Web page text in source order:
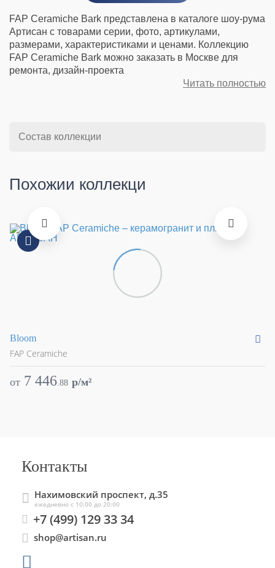
FAP Ceramiche Bark представлена в каталоге шоу-рума
Артисан с товарами серии, фото, артикулами,
размерами, характеристиками и ценами. Коллекцию
FAP Ceramiche Bark можно заказать в Москве для
ремонта, дизайн-проекта
Читать полностью
Состав коллекции
Похожии коллекци
Bloom
FAP Ceramiche
от 7 446.88 p/м²
Контакты
Нахимовский проспект, д.35
ежедневно с 10:00 до 20:00
+7 (499) 129 33 34
shop@artisan.ru